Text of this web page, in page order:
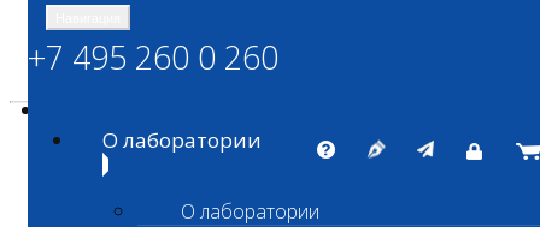
+7 495 260 0 260
О лаборатории
О лаборатории